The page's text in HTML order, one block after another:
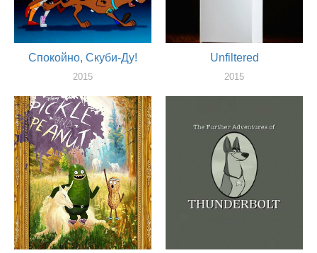
Спокойно, Скуби-Ду!
2015
Unfiltered
2015